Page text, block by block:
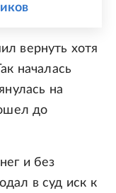
вернуть хотя
началась
на
до
и без
в суд иск к